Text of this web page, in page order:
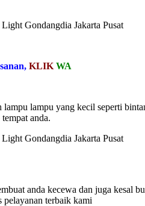
KLIK WA
lampu yang kecil seperti
anda.
anda kecewa dan juga
pelayanan terbaik kami